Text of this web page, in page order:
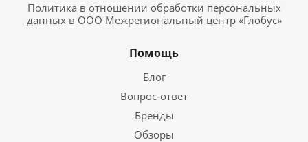
Политика в отношении обработки персональных
данных в ООО Межрегиональный центр «Глобус»
Помощь
Блог
Вопрос-ответ
Бренды
Обзоры